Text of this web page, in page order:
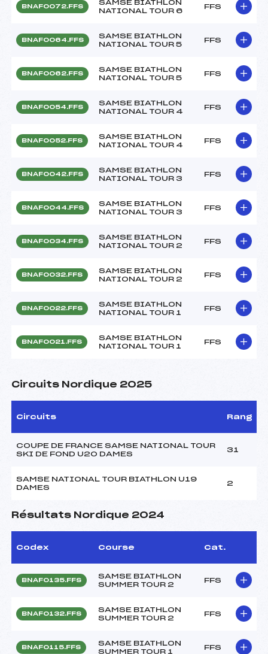
BNAF0072.FFS
SAMSE BIATHLON
NATIONAL TOUR 6
FFS
BNAF0064.FFS
SAMSE BIATHLON
NATIONAL TOUR 5
FFS
BNAF0062.FFS
SAMSE BIATHLON
NATIONAL TOUR 5
FFS
BNAF0054.FFS
SAMSE BIATHLON
NATIONAL TOUR 4
FFS
BNAF0052.FFS
SAMSE BIATHLON
NATIONAL TOUR 4
FFS
BNAF0042.FFS
SAMSE BIATHLON
NATIONAL TOUR 3
FFS
BNAF0044.FFS
SAMSE BIATHLON
NATIONAL TOUR 3
FFS
BNAF0034.FFS
SAMSE BIATHLON
NATIONAL TOUR 2
FFS
BNAF0032.FFS
SAMSE BIATHLON
NATIONAL TOUR 2
FFS
BNAF0022.FFS
SAMSE BIATHLON
NATIONAL TOUR 1
FFS
BNAF0021.FFS
SAMSE BIATHLON
NATIONAL TOUR 1
FFS
Circuits Nordique 2025
Circuits Rang
COUPE DE FRANCE SAMSE NATIONAL TOUR
SKI DE FOND U20 DAMES
31
SAMSE NATIONAL TOUR BIATHLON U19
DAMES
2
Résultats Nordique 2024
Codex Course Cat.
BNAF0135.FFS
SAMSE BIATHLON
SUMMER TOUR 2
FFS
BNAF0132.FFS
SAMSE BIATHLON
SUMMER TOUR 2
FFS
BNAF0115.FFS
SAMSE BIATHLON
SUMMER TOUR 1
FFS